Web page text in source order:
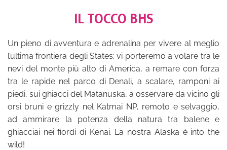
IL TOCCO BHS
Un pieno di avventura e adrenalina per vivere al meglio
l’ultima frontiera degli States: vi porteremo a volare tra le
nevi del monte più alto di America, a remare con forza
tra le rapide nel parco di Denali, a scalare, ramponi ai
piedi, sui ghiacci del Matanuska, a osservare da vicino gli
orsi bruni e grizzly nel Katmai NP, remoto e selvaggio,
ad ammirare la potenza della natura tra balene e
ghiacciai nei fiordi di Kenai. La nostra Alaska è into the
wild!